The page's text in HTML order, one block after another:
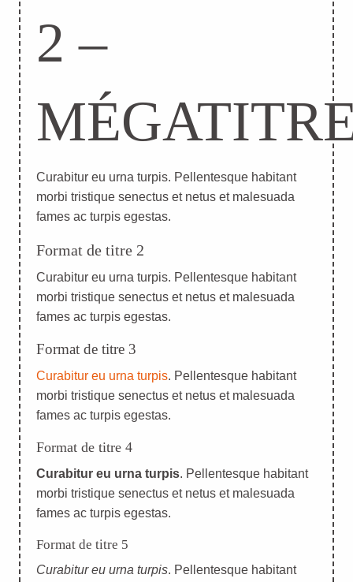
2 –
Curabitur eu urna turpis. Pellentesque habitant
morbi tristique senectus et netus et malesuada
fames ac turpis egestas.
Format de titre 2
Curabitur eu urna turpis. Pellentesque habitant
morbi tristique senectus et netus et malesuada
fames ac turpis egestas.
Format de titre 3
Curabitur eu urna turpis. Pellentesque habitant
morbi tristique senectus et netus et malesuada
fames ac turpis egestas.
Format de titre 4
Curabitur eu urna turpis. Pellentesque habitant
morbi tristique senectus et netus et malesuada
fames ac turpis egestas.
Format de titre 5
Curabitur eu urna turpis. Pellentesque habitant